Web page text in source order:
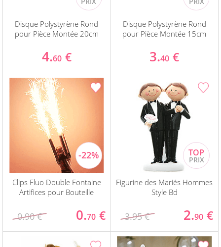
Disque Polystyrène Rond
pour Pièce Montée 20cm
4.60 €
Disque Polystyrène Rond
pour Pièce Montée 15cm
3.40 €
Clips Fluo Double Fontaine
Artifices pour Bouteille
0.90 € 0.70 €
Figurine des Mariés Hommes
Style Bd
3.95 € 2.90 €